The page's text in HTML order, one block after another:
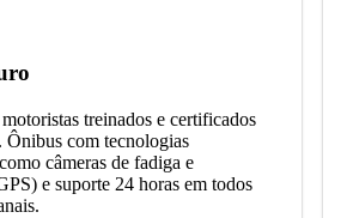
treinados e certificados
com tecnologias
câmeras de fadiga e
e suporte 24 horas em todos